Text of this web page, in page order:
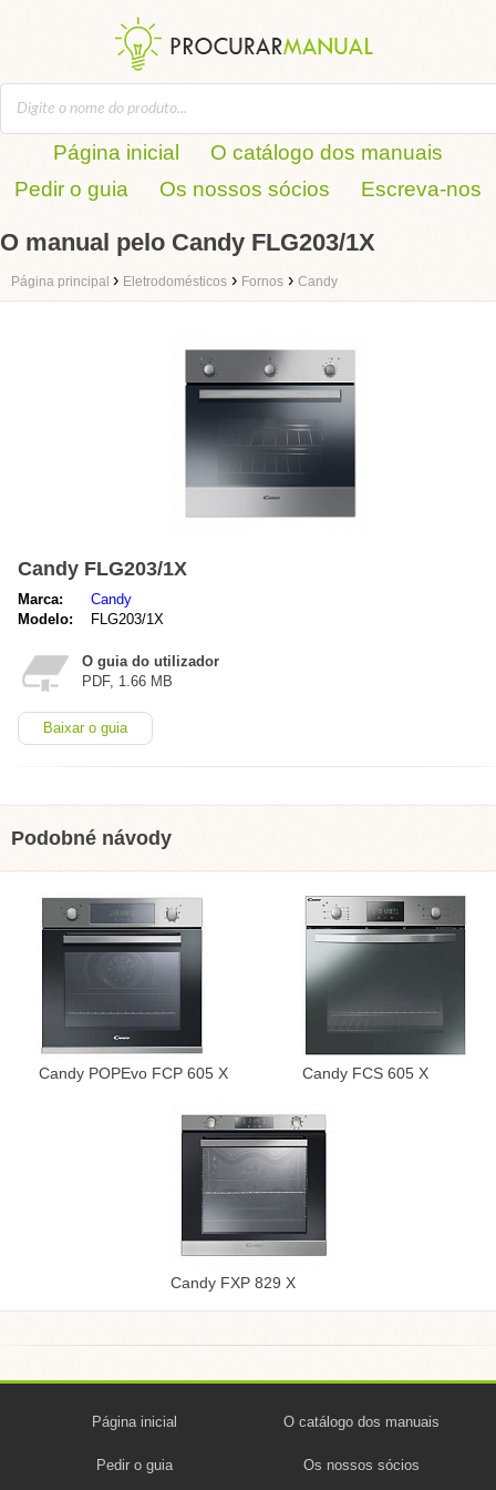
Página inicial
O catálogo dos manuais
Pedir o guia
Os nossos sócios Escreva-nos
O manual pelo Candy FLG203/1X
Página principal › Eletrodomésticos › Fornos › Candy
Candy FLG203/1X
Marca:
Candy
Modelo:
FLG203/1X
O guia do utilizador
PDF, 1.66 MB
Baixar o guia
Podobné návody
Candy POPEvo FCP 605 X Candy FCS 605 X
Candy FXP 829 X
Página inicial O catálogo dos manuais
Pedir o guia Os nossos sócios